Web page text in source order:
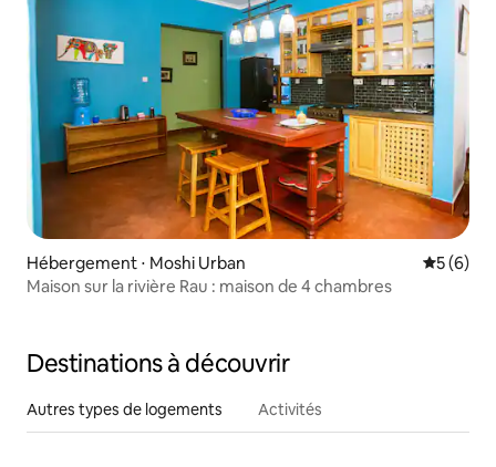
Hébergement ⋅ Moshi Urban
5 (6)
Maison sur la rivière Rau : maison de 4 chambres
Destinations à découvrir
Autres types de logements Activités